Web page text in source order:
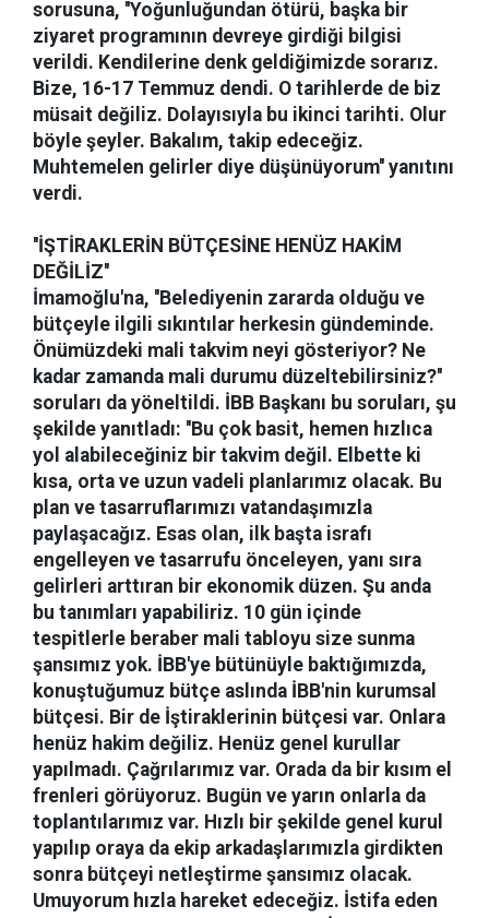
sorusuna, ''Yoğunluğundan ötürü, başka bir
ziyaret programının devreye girdiği bilgisi
verildi. Kendilerine denk geldiğimizde sorarız.
Bize, 16-17 Temmuz dendi. O tarihlerde de biz
müsait değiliz. Dolayısıyla bu ikinci tarihti. Olur
böyle şeyler. Bakalım, takip edeceğiz.
Muhtemelen gelirler diye düşünüyorum'' yanıtını
verdi.
''İŞTİRAKLERİN BÜTÇESİNE HENÜZ HAKİM
DEĞİLİZ''
İmamoğlu'na, ''Belediyenin zararda olduğu ve
bütçeyle ilgili sıkıntılar herkesin gündeminde.
Önümüzdeki mali takvim neyi gösteriyor? Ne
kadar zamanda mali durumu düzeltebilirsiniz?''
soruları da yöneltildi. İBB Başkanı bu soruları, şu
şekilde yanıtladı: ''Bu çok basit, hemen hızlıca
yol alabileceğiniz bir takvim değil. Elbette ki
kısa, orta ve uzun vadeli planlarımız olacak. Bu
plan ve tasarruflarımızı vatandaşımızla
paylaşacağız. Esas olan, ilk başta israfı
engelleyen ve tasarrufu önceleyen, yanı sıra
gelirleri arttıran bir ekonomik düzen. Şu anda
bu tanımları yapabiliriz. 10 gün içinde
tespitlerle beraber mali tabloyu size sunma
şansımız yok. İBB'ye bütünüyle baktığımızda,
konuştuğumuz bütçe aslında İBB'nin kurumsal
bütçesi. Bir de İştiraklerinin bütçesi var. Onlara
henüz hakim değiliz. Henüz genel kurullar
yapılmadı. Çağrılarımız var. Orada da bir kısım el
frenleri görüyoruz. Bugün ve yarın onlarla da
toplantılarımız var. Hızlı bir şekilde genel kurul
yapılıp oraya da ekip arkadaşlarımızla girdikten
sonra bütçeyi netleştirme şansımız olacak.
Umuyorum hızla hareket edeceğiz. İstifa eden